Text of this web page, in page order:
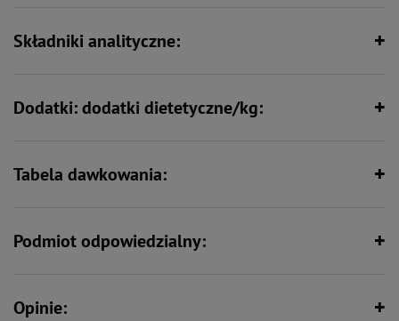
Składniki analityczne:
Dodatki: dodatki dietetyczne/kg:
Tabela dawkowania:
Podmiot odpowiedzialny:
Opinie: